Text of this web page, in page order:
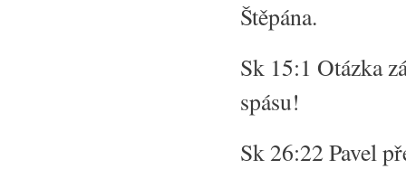
Štěpána.
Sk 15:1 Otázka
spásu!
Sk 26:22 Pavel